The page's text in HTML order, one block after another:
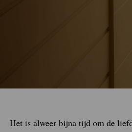
Het is alweer bijna tijd om de